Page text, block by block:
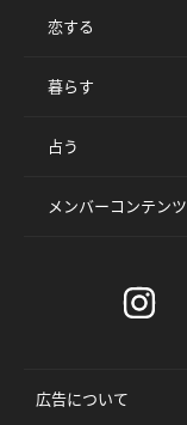
恋する
暮らす
占う
メンバーコンテンツ
広告について